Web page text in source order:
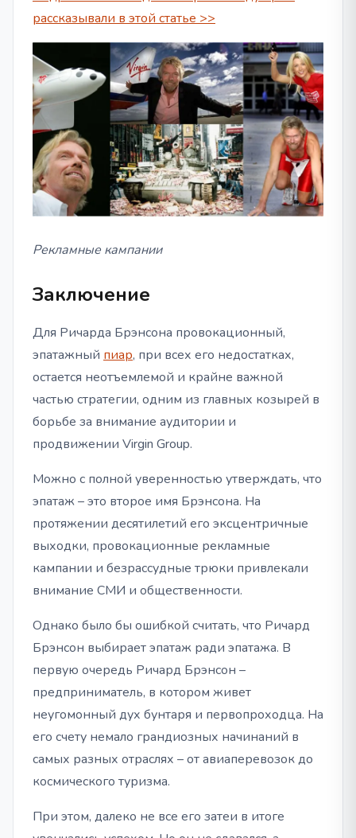
рассказывали в этой статье >>
Рекламные кампании
Заключение
Для Ричарда Брэнсона провокационный,
эпатажный пиар, при всех его недостатках,
остается неотъемлемой и крайне важной
частью стратегии, одним из главных козырей в
борьбе за внимание аудитории и
продвижении Virgin Group.
Можно с полной уверенностью утверждать, что
эпатаж – это второе имя Брэнсона. На
протяжении десятилетий его эксцентричные
выходки, провокационные рекламные
кампании и безрассудные трюки привлекали
внимание СМИ и общественности.
Однако было бы ошибкой считать, что Ричард
Брэнсон выбирает эпатаж ради эпатажа. В
первую очередь Ричард Брэнсон –
предприниматель, в котором живет
неугомонный дух бунтаря и первопроходца. На
его счету немало грандиозных начинаний в
самых разных отраслях – от авиаперевозок до
космического туризма.
При этом, далеко не все его затеи в итоге